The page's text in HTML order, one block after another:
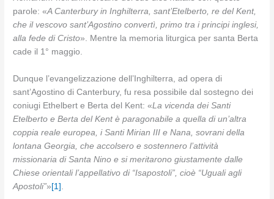
parole: «A Canterbury in Inghilterra, sant’Etelberto, re del Kent,
che il vescovo sant’Agostino convertì, primo tra i principi inglesi,
alla fede di Cristo». Mentre la memoria liturgica per santa Berta
cade il 1° maggio.
Dunque l’evangelizzazione dell’Inghilterra, ad opera di
sant’Agostino di Canterbury, fu resa possibile dal sostegno dei
coniugi Ethelbert e Berta del Kent: «La vicenda dei Santi
Etelberto e Berta del Kent è paragonabile a quella di un’altra
coppia reale europea, i Santi Mirian III e Nana, sovrani della
lontana Georgia, che accolsero e sostennero l’attività
missionaria di Santa Nino e si meritarono giustamente dalle
Chiese orientali l’appellativo di “Isapostoli”, cioè “Uguali agli
Apostoli”» [1] .